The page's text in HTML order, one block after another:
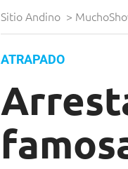
Sitio Andino >
ATRAPADO